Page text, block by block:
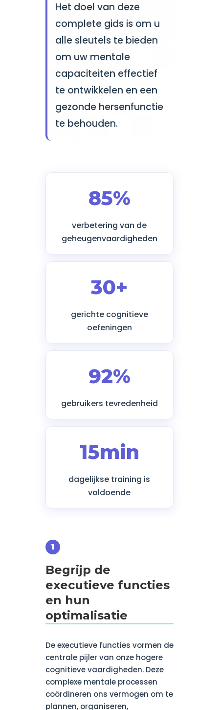
Het doel van deze
complete gids is om u
alle sleutels te bieden
om uw mentale
capaciteiten effectief
te ontwikkelen en een
gezonde hersenfunctie
te behouden.
85%
verbetering van de
geheugenvaardigheden
30+
gerichte cognitieve
oefeningen
92%
gebruikers tevredenheid
15min
dagelijkse training is
voldoende
Begrijp de
executieve functies
en hun
optimalisatie
De executieve functies vormen de
centrale pijler van onze hogere
cognitieve vaardigheden. Deze
complexe mentale processen
coördineren ons vermogen om te
plannen, organiseren,